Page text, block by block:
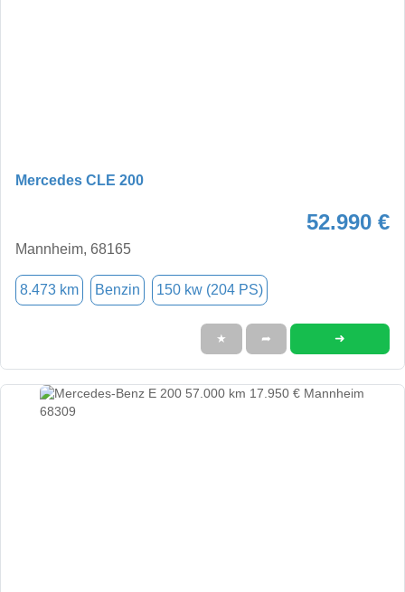
Mercedes CLE 200
52.990 €
Mannheim, 68165
8.473 km Benzin 150 kw (204 PS)
★ ➦ ➜